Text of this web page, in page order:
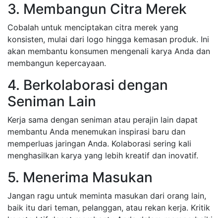
3. Membangun Citra Merek
Cobalah untuk menciptakan citra merek yang
konsisten, mulai dari logo hingga kemasan produk. Ini
akan membantu konsumen mengenali karya Anda dan
membangun kepercayaan.
4. Berkolaborasi dengan
Seniman Lain
Kerja sama dengan seniman atau perajin lain dapat
membantu Anda menemukan inspirasi baru dan
memperluas jaringan Anda. Kolaborasi sering kali
menghasilkan karya yang lebih kreatif dan inovatif.
5. Menerima Masukan
Jangan ragu untuk meminta masukan dari orang lain,
baik itu dari teman, pelanggan, atau rekan kerja. Kritik